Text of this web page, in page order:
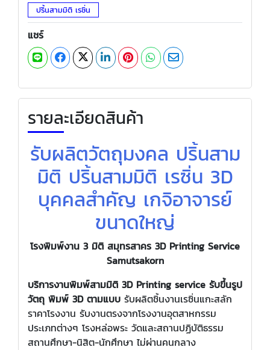
ปริ้นสามมิติ เรซิ่น
แชร์
รายละเอียดสินค้า
รับผลิตวัตถุมงคล ปริ้นสาม
มิติ ปริ้นสามมิติ เรซิ่น 3D
บุคคลสำคัญ เกจิอาจารย์
ขนาดใหญ่
โรงพิมพ์งาน 3 มิติ สมุทรสาคร 3D Printing Service
Samutsakorn
บริการงานพิมพ์สามมิติ 3D Printing service รับขึ้นรูป
วัตถุ พิมพ์ 3D ตามแบบ รับผลิตชิ้นงานเรซิ่นแกะสลัก
ราคาโรงงาน รับงานตรงจากโรงงานอุตสาหกรรม
ประเภทต่างๆ โรงหล่อพระ วัดและสถานปฏิบัติธรรม
สถานศึกษา-นิสิต-นักศึกษา ไม่ผ่านคนกลาง